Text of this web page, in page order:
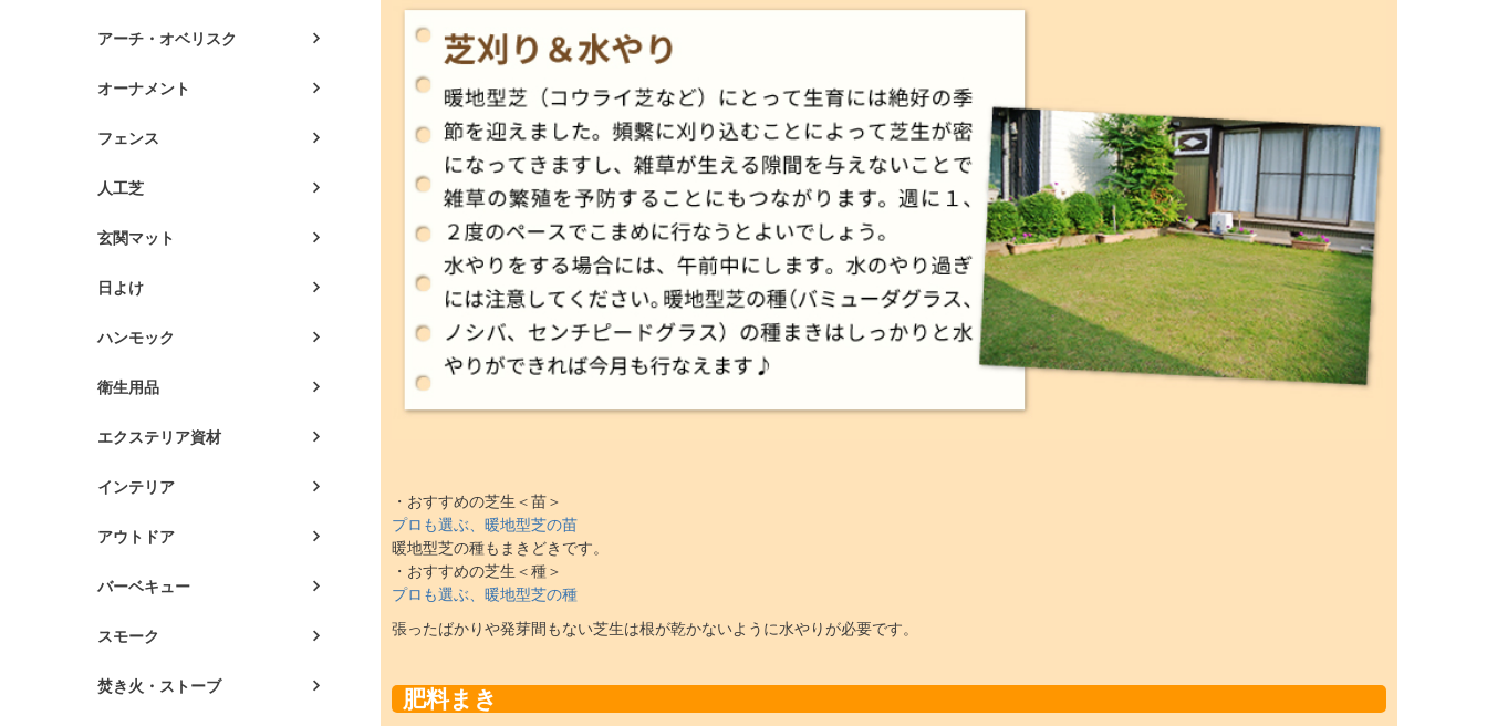
アーチ・オベリスク
オーナメント
フェンス
人工芝
玄関マット
日よけ
ハンモック
衛生用品
エクステリア資材
インテリア
アウトドア
バーベキュー
スモーク
焚き火・ストーブ
・おすすめの芝生＜苗＞
プロも選ぶ、暖地型芝の苗
暖地型芝の種もまきどきです。
・おすすめの芝生＜種＞
プロも選ぶ、暖地型芝の種
張ったばかりや発芽間もない芝生は根が乾かないように水やりが必要です。
肥料まき